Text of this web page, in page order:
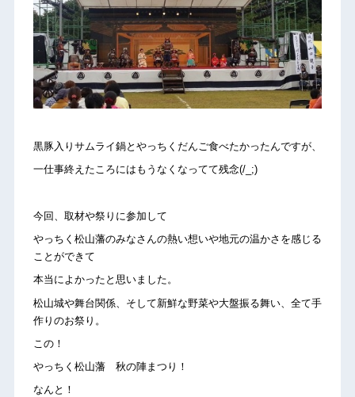
黒豚入りサムライ鍋とやっちくだんご食べたかったんですが、
一仕事終えたころにはもうなくなってて残念(/_;)
今回、取材や祭りに参加して
やっちく松山藩のみなさんの熱い想いや地元の温かさを感じる
ことができて
本当によかったと思いました。
松山城や舞台関係、そして新鮮な野菜や大盤振る舞い、全て手
作りのお祭り。
この！
やっちく松山藩 秋の陣まつり！
なんと！